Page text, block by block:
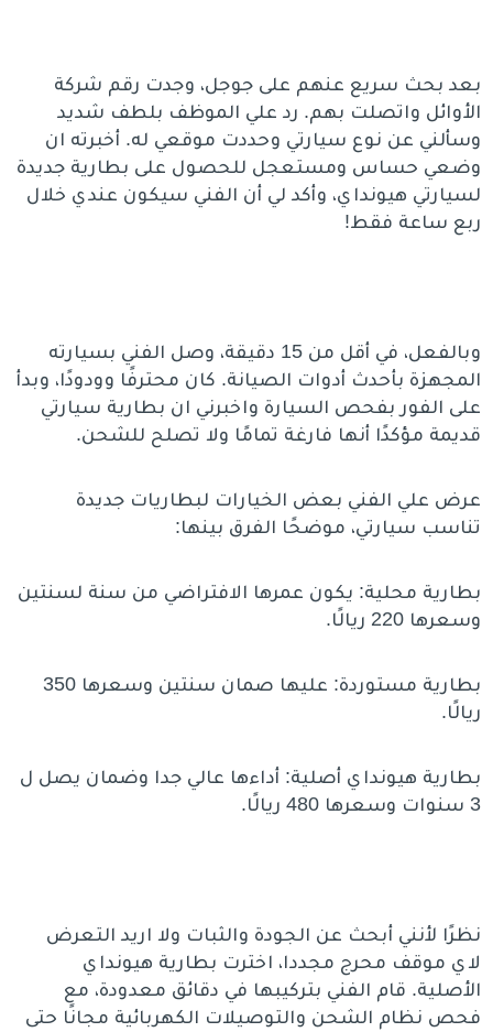
بعد بحث سريع عنهم على جوجل، وجدت رقم شركة
الأوائل واتصلت بهم. رد علي الموظف بلطف شديد
وسألني عن نوع سيارتي وحددت موقعي له. أخبرته ان
وضعي حساس ومستعجل للحصول على بطارية جديدة
لسيارتي هيونداي، وأكد لي أن الفني سيكون عندي خلال
ربع ساعة فقط!
وبالفعل، في أقل من 15 دقيقة، وصل الفني بسيارته
المجهزة بأحدث أدوات الصيانة. كان محترفًا وودودًا، وبدأ
على الفور بفحص السيارة واخبرني ان بطارية سيارتي
قديمة مؤكدًا أنها فارغة تمامًا ولا تصلح للشحن.
عرض علي الفني بعض الخيارات لبطاريات جديدة
تناسب سيارتي، موضحًا الفرق بينها:
بطارية محلية: يكون عمرها الافتراضي من سنة لسنتين
وسعرها 220 ريالًا.
بطارية مستوردة: عليها صمان سنتين وسعرها 350
ريالًا.
بطارية هيونداي أصلية: أداءها عالي جدا وضمان يصل ل
3 سنوات وسعرها 480 ريالًا.
نظرًا لأنني أبحث عن الجودة والثبات ولا اريد التعرض
لاي موقف محرج مجددا، اخترت بطارية هيونداي
الأصلية. قام الفني بتركيبها في دقائق معدودة، مع
فحص نظام الشحن والتوصيلات الكهربائية مجانًا حتى